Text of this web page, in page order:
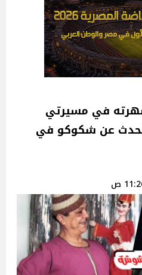
في مسيرتي
يتحدث عن شكوكو في